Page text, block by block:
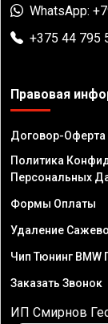
WhatsApp:
+375 44 795
Правовая
Договор-Оферта
Политика
Персональных
Формы Оплаты
Удаление
Чип Тюнинг BMW
Заказать Звонок
ИП Смирнов